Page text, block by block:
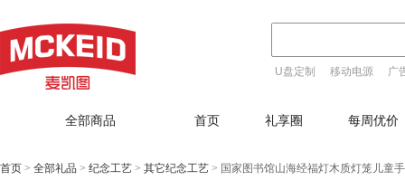
U盘定制 移动电源 广
全部商品 首页 礼享圈 每周优价
首页 > 全部礼品 > 纪念工艺 > 其它纪念工艺 > 国家图书馆山海经福灯木质灯笼儿童